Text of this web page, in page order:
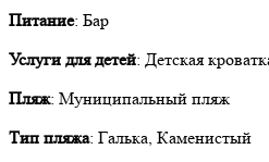
Питание: Бар
Услуги для детей: Детская
Пляж: Муниципальный пляж
Тип пляжа: Галька, Каменистый